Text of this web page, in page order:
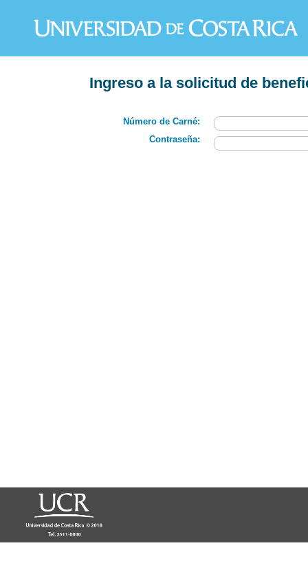
Ingreso a la solicitud de
Número de Carné:
Contraseña: